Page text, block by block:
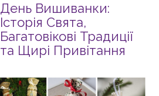
День Вишиванки:
Історія Свята,
Багатовікові Традиції
та Щирі Привітання